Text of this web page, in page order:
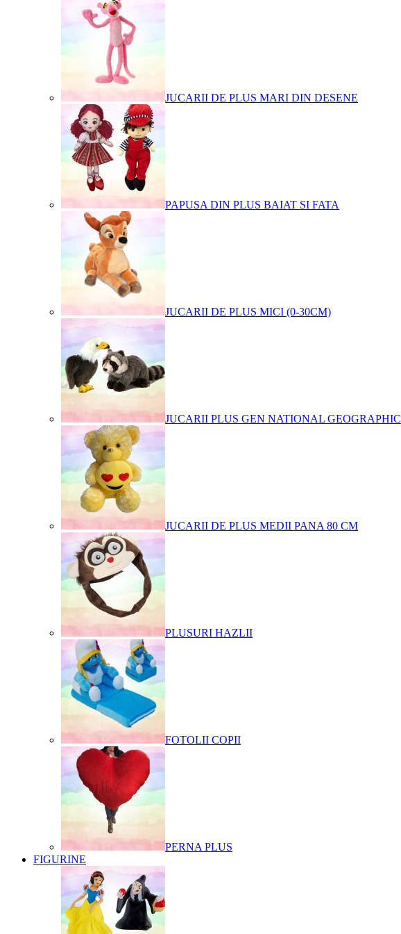
JUCARII DE PLUS MARI DIN DESENE
PAPUSA DIN PLUS BAIAT SI FATA
JUCARII DE PLUS MICI (0-30CM)
JUCARII PLUS GEN NATIONAL GEOGRAPHIC
JUCARII DE PLUS MEDII PANA 80 CM
PLUSURI HAZLII
FOTOLII COPII
PERNA PLUS
FIGURINE